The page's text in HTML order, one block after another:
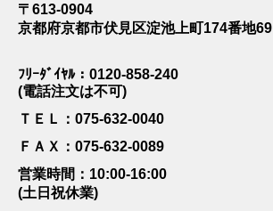
〒613-0904
京都府京都市伏見区淀池上町174番地69
ﾌﾘｰﾀﾞｲﾔﾙ：0120-858-240
(電話注文は不可)
ＴＥＬ：075-632-0040
ＦＡＸ：075-632-0089
営業時間：10:00-16:00
(土日祝休業)